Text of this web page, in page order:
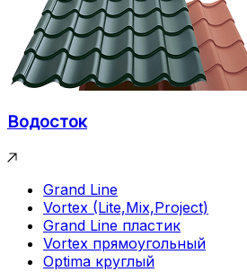
Водосток
Grand Line
Vortex (Lite,Mix,Project)
Grand Line пластик
Vortex прямоугольный
Optima круглый